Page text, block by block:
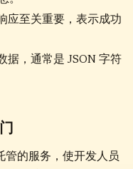
应至关重要，表示成功
据，通常是 JSON 字符
管的服务，使开发人员